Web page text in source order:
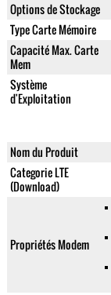
Options de Stockage
Type Carte Mémoire
Capacité Max. Carte
Mem
Système
d'Exploitation
Nom du Produit
Categorie LTE
(Download)
Propriétés Modem